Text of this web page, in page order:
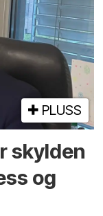
PLUSS
skylden
og